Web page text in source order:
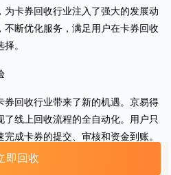
为卡券回收行业注入了强大的发展动
不断优化服务，满足用户在卡券回收
。
券回收行业带来了新的机遇。京易得
了线上回收流程的全自动化。用户只
成卡券的提交、审核和资金到账。
易得能够精准把握市场动态，及时调
力的回收方案。技术的创新不仅提
即回收